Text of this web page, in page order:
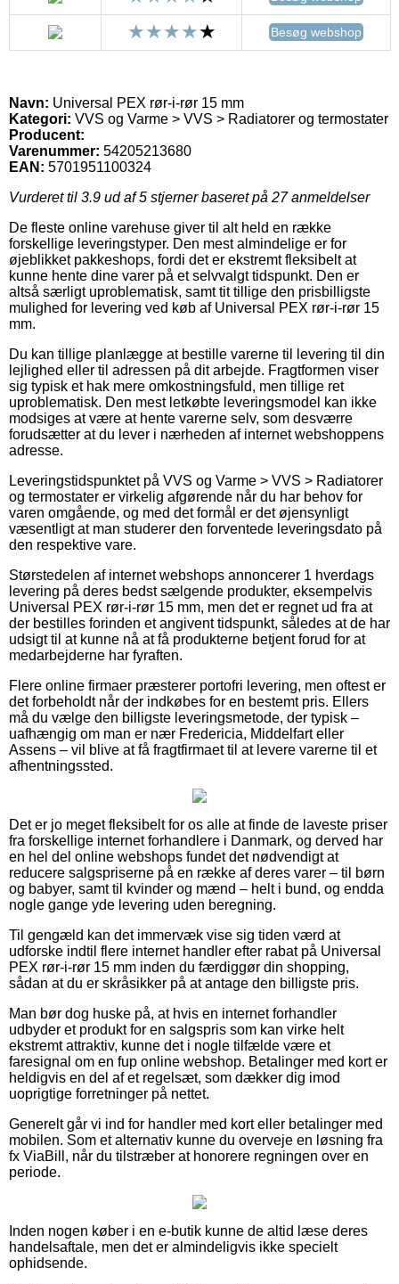
Besøg webshop
Navn: Universal PEX rør-i-rør 15 mm
Kategori: VVS og Varme > VVS > Radiatorer og termostater
Producent:
Varenummer: 54205213680
EAN: 5701951100324
Vurderet til 3.9 ud af 5 stjerner baseret på 27anmeldelser
De fleste online varehuse giver til alt held en række
forskellige leveringstyper. Den mest almindelige er for
øjeblikket pakkeshops, fordi det er ekstremt fleksibelt at
kunne hente dine varer på et selvvalgt tidspunkt. Den er
altså særligt uproblematisk, samt tit tillige den prisbilligste
mulighed for levering ved køb af Universal PEX rør-i-rør 15
mm.
Du kan tillige planlægge at bestille varerne til levering til din
lejlighed eller til adressen på dit arbejde. Fragtformen viser
sig typisk et hak mere omkostningsfuld, men tillige ret
uproblematisk. Den mest letkøbte leveringsmodel kan ikke
modsiges at være at hente varerne selv, som desværre
forudsætter at du lever i nærheden af internet webshoppens
adresse.
Leveringstidspunktet på VVS og Varme > VVS > Radiatorer
og termostater er virkelig afgørende når du har behov for
varen omgående, og med det formål er det øjensynligt
væsentligt at man studerer den forventede leveringsdato på
den respektive vare.
Størstedelen af internet webshops annoncerer 1 hverdags
levering på deres bedst sælgende produkter, eksempelvis
Universal PEX rør-i-rør 15 mm, men det er regnet ud fra at
der bestilles forinden et angivent tidspunkt, således at de har
udsigt til at kunne nå at få produkterne betjent forud for at
medarbejderne har fyraften.
Flere online firmaer præsterer portofri levering, men oftest er
det forbeholdt når der indkøbes for en bestemt pris. Ellers
må du vælge den billigste leveringsmetode, der typisk –
uafhængig om man er nær Fredericia, Middelfart eller
Assens – vil blive at få fragtfirmaet til at levere varerne til et
afhentningssted.
Det er jo meget fleksibelt for os alle at finde de laveste priser
fra forskellige internet forhandlere i Danmark, og derved har
en hel del online webshops fundet det nødvendigt at
reducere salgspriserne på en række af deres varer – til børn
og babyer, samt til kvinder og mænd – helt i bund, og endda
nogle gange yde levering uden beregning.
Til gengæld kan det immervæk vise sig tiden værd at
udforske indtil flere internet handler efter rabat på Universal
PEX rør-i-rør 15 mm inden du færdiggør din shopping,
sådan at du er skråsikker på at antage den billigste pris.
Man bør dog huske på, at hvis en internet forhandler
udbyder et produkt for en salgspris som kan virke helt
ekstremt attraktiv, kunne det i nogle tilfælde være et
faresignal om en fup online webshop. Betalinger med kort er
heldigvis en del af et regelsæt, som dækker dig imod
uoprigtige forretninger på nettet.
Generelt går vi ind for handler med kort eller betalinger med
mobilen. Som et alternativ kunne du overveje en løsning fra
fx ViaBill, når du tilstræber at honorere regningen over en
periode.
Inden nogen køber i en e-butik kunne de altid læse deres
handelsaftale, men det er almindeligvis ikke specielt
ophidsende.